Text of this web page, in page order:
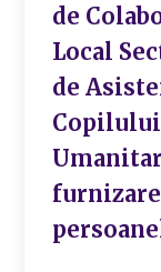
de
Local
de
Copilului